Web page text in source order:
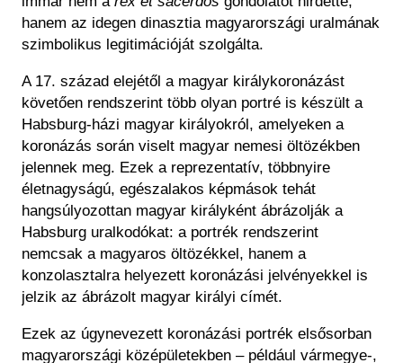
hanem az idegen dinasztia magyarországi uralmának
szimbolikus legitimációját szolgálta.
A 17. század elejétől a magyar királykoronázást
követően rendszerint több olyan portré is készült a
Habsburg-házi magyar királyokról, amelyeken a
koronázás során viselt magyar nemesi öltözékben
jelennek meg. Ezek a reprezentatív, többnyire
életnagyságú, egészalakos képmások tehát
hangsúlyozottan magyar királyként ábrázolják a
Habsburg uralkodókat: a portrék rendszerint
nemcsak a magyaros öltözékkel, hanem a
konzolasztalra helyezett koronázási jelvényekkel is
jelzik az ábrázolt magyar királyi címét.
Ezek az úgynevezett koronázási portrék elsősorban
magyarországi középületekben ‒ például vármegye-,